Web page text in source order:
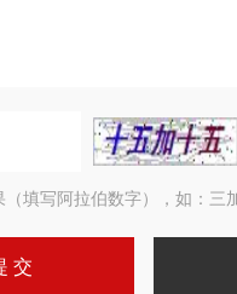
（填写阿拉伯数字），如：三